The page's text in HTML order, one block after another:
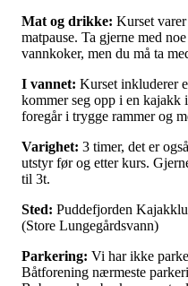
Mat og drikke: Kurset
matpause. Ta gjerne med
vannkoker, men du må ta
I vannet: Kurset inkluderer
kommer seg opp i en kajakk
foregår i trygge rammer og
Varighet: 3 timer, det er
utstyr før og etter kurs.
til 3t.
Sted: Puddefjorden
(Store Lungegårdsvann)
Parkering: Vi har ikke
Båtforening nærmeste